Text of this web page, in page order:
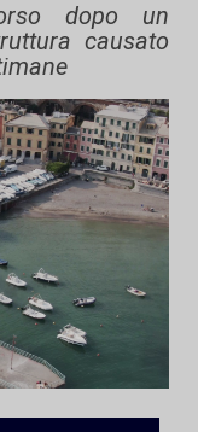
dopo un
causato